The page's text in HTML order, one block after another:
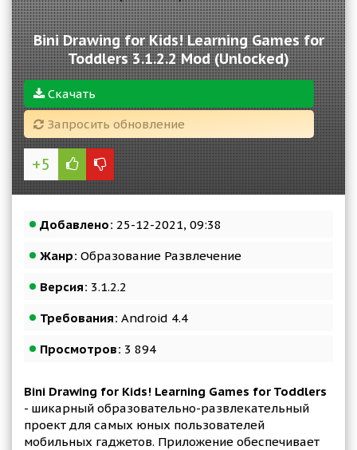
Bini Drawing for Kids! Learning Games for
Toddlers 3.1.2.2 Mod (Unlocked)
Скачать
Запросить обновление
+5
Добавлено: 25-12-2021, 09:38
Жанр: Образование Развлечение
Версия: 3.1.2.2
Требования: Android 4.4
Просмотров: 3 894
Bini Drawing for Kids! Learning Games for Toddlers
- шикарный образовательно-развлекательный
проект для самых юных пользователей
мобильных гаджетов. Приложение обеспечивает